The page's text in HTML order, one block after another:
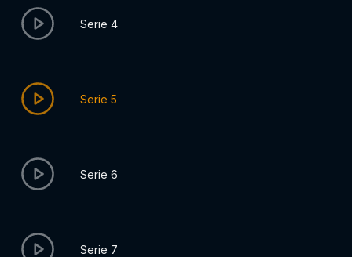
Serie 4
Serie 5
Serie 6
Serie 7